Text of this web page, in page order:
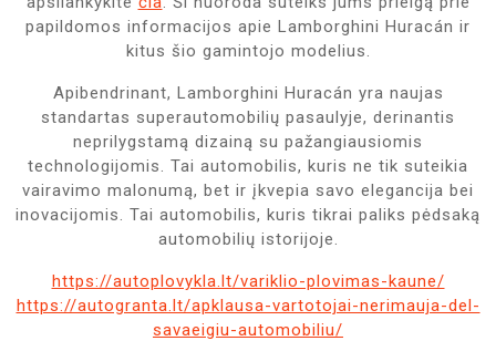
papildomos informacijos apie Lamborghini Huracán ir
kitus šio gamintojo modelius.
Apibendrinant, Lamborghini Huracán yra naujas
standartas superautomobilių pasaulyje, derinantis
neprilygstamą dizainą su pažangiausiomis
technologijomis. Tai automobilis, kuris ne tik suteikia
vairavimo malonumą, bet ir įkvepia savo elegancija bei
inovacijomis. Tai automobilis, kuris tikrai paliks pėdsaką
automobilių istorijoje.
https://autoplovykla.lt/variklio-plovimas-kaune/
https://autogranta.lt/apklausa-vartotojai-nerimauja-del-
savaeigiu-automobiliu/